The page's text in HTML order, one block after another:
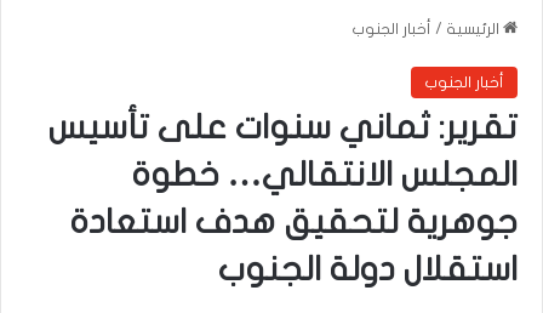
الرئيسية / أخبار الجنوب
أخبار الجنوب
تقرير: ثماني سنوات على تأسيس
المجلس الانتقالي… خطوة
جوهرية لتحقيق هدف استعادة
استقلال دولة الجنوب